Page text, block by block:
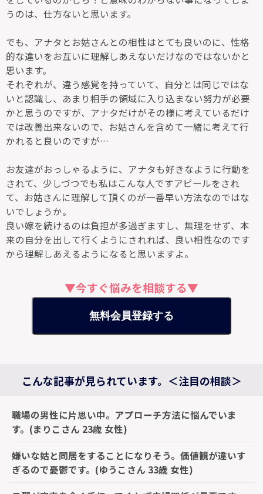
うのは、仕方ないと思います。
でも、アナタとお姑さんとの相性はとても良いのに、性格
的な違いをお互いに理解しあえないだけなのではないかと
思います。
それぞれが、違う感覚を持っていて、自分とは同じではな
いと認識し、あまり相手の領域に入り込まない努力が必要
かと思うのですが、アナタだけがその様に考えているだけ
では改善出来ないので、お姑さんを含めて一緒に考えて行
かれると良いのですが…
お友達がおっしゃるように、アナタも好きなように行動を
されて、少しづつでも私はこんな人ですアピールをされ
て、お姑さんに理解して頂くのが一番早い方法なのではな
いでしょうか。
良い嫁を続けるのは負担が多過ぎますし、無理をせず、本
来の自分を出して行くようにされれば、良い相性なのです
から理解しあえるようになると思いますよ。
▼今すぐ悩みを相談する▼
無料会員登録する
こんな記事が見られています。＜注目の相談＞
職場の男性に片思い中。アプローチ方法に悩んでいま
す。(まりこさん 23歳 女性)
嫌いな姑と同居をすることになりそう。価値観が違いす
ぎるので憂鬱です。(ゆうこさん 33歳 女性)